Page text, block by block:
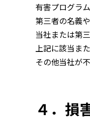
有害プログラ
第三者の名義
当社または第
上記に該当ま
その他当社が
４．損